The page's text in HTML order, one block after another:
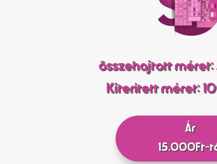
összehajtott méret:
Kiterített méret:
Ár
15.000Ft-